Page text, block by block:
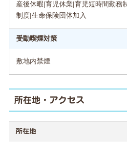
産後休暇|育児休業|育児短時間勤務
制度|生命保険団体加入
受動喫煙対策
敷地内禁煙
所在地・アクセス
所在地